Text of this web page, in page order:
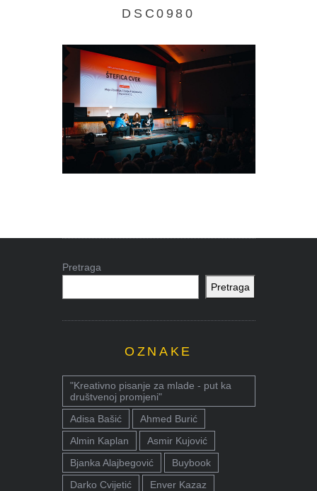
DSC0980
Pretraga
Pretraga
OZNAKE
"Kreativno pisanje za mlade - put ka
društvenoj promjeni"
Adisa Bašić
Ahmed Burić
Almin Kaplan
Asmir Kujović
Bjanka Alajbegović
Buybook
Darko Cvijetić
Enver Kazaz